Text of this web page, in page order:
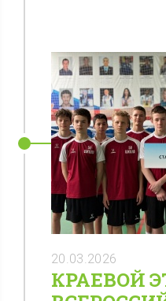
20.03.2026
КРАЕВОЙ